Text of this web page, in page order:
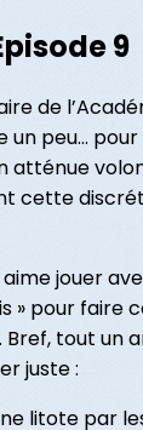
9
de
un peu…
atténue
cette
jouer
» pour faire
Bref, tout un
juste :